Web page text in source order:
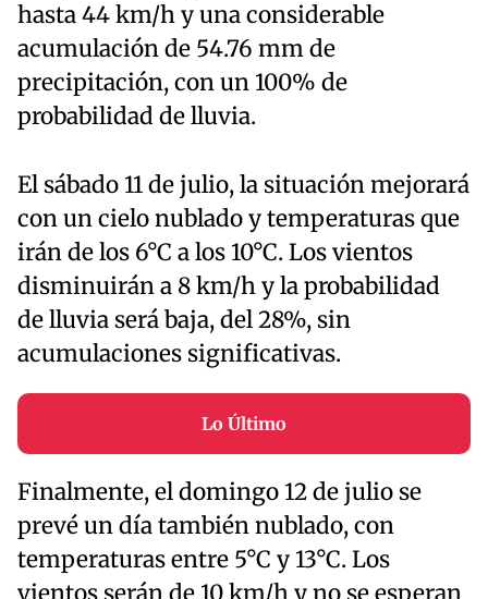
hasta 44 km/h y una considerable
acumulación de 54.76 mm de
precipitación, con un 100% de
probabilidad de lluvia.
El sábado 11 de julio, la situación mejorará
con un cielo nublado y temperaturas que
irán de los 6°C a los 10°C. Los vientos
disminuirán a 8 km/h y la probabilidad
de lluvia será baja, del 28%, sin
acumulaciones significativas.
Lo Último
Finalmente, el domingo 12 de julio se
prevé un día también nublado, con
temperaturas entre 5°C y 13°C. Los